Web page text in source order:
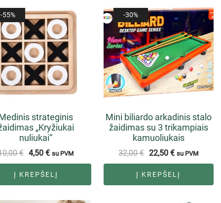
-55%
strateginis
„Kryžiukai
nuliukai“
€ 4,50€ su PVM
Į KREPŠELĮ
-30%
Mini biliardo arkadinis stalo
žaidimas su 3 trikampiais
kamuoliukais
32,00€ 22,50€ su PVM
Į KREPŠELĮ